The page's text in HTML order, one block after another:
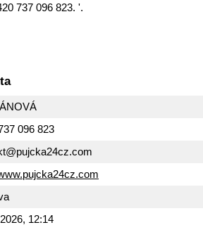
737 096 823. '.
096 823
12:14